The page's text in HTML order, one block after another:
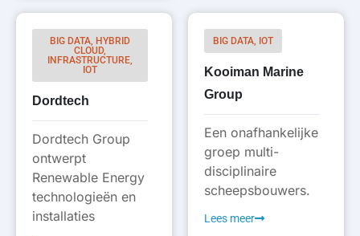
BIG DATA, HYBRID
CLOUD,
INFRASTRUCTURE,
IOT
Dordtech
Dordtech Group
ontwerpt
Renewable Energy
technologieën en
installaties
BIG DATA, IOT
Kooiman Marine
Group
Een onafhankelijke
groep multi-
disciplinaire
scheepsbouwers.
Lees meer